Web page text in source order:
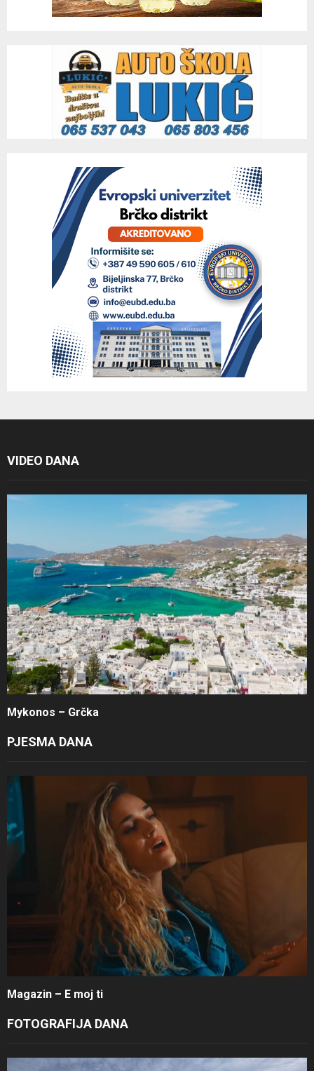
VIDEO DANA
Mykonos – Grčka
PJESMA DANA
Magazin – E moj ti
FOTOGRAFIJA DANA